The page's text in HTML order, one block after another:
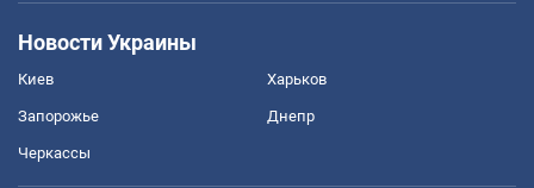
Новости Украины
Киев Харьков
Запорожье Днепр
Черкассы